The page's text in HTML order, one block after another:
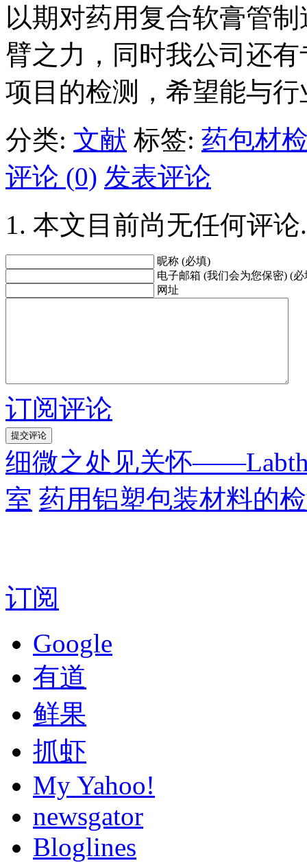
以期对药用复合软膏管
臂之力，同时我公司还
项目的检测，希望能与
分类: 文献 标签: 药包材
评论 (0) 发表评论
本文目前尚无任何评论.
昵称 (必填)
电子邮箱 (我们会为您保密) (必
网址
订阅评论
细微之处见关怀
室 药用铝塑包装材料的
订阅
Google
有道
鲜果
抓虾
My Yahoo!
newsgator
Bloglines